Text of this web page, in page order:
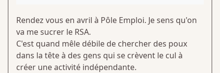
Rendez vous en avril à Pôle Emploi. Je sens qu'on
va me sucrer le RSA.
C'est quand mêle débile de chercher des poux
dans la tête à des gens qui se crèvent le cul à
créer une activité indépendante.